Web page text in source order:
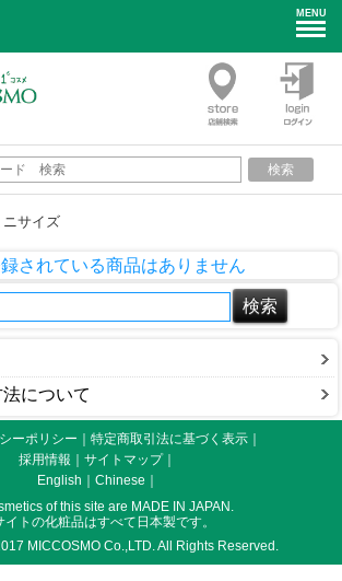
MENU
検索
サイズ
されている商品はありません
について
ーポリシー ｜ 特定商取引法に基づく表示 ｜
採用情報 ｜ サイトマップ｜
English ｜ Chinese ｜
of this site are MADE IN JAPAN.
イトの化粧品はすべて日本製です。
MICCOSMO Co.,LTD. All Rights Reserved.